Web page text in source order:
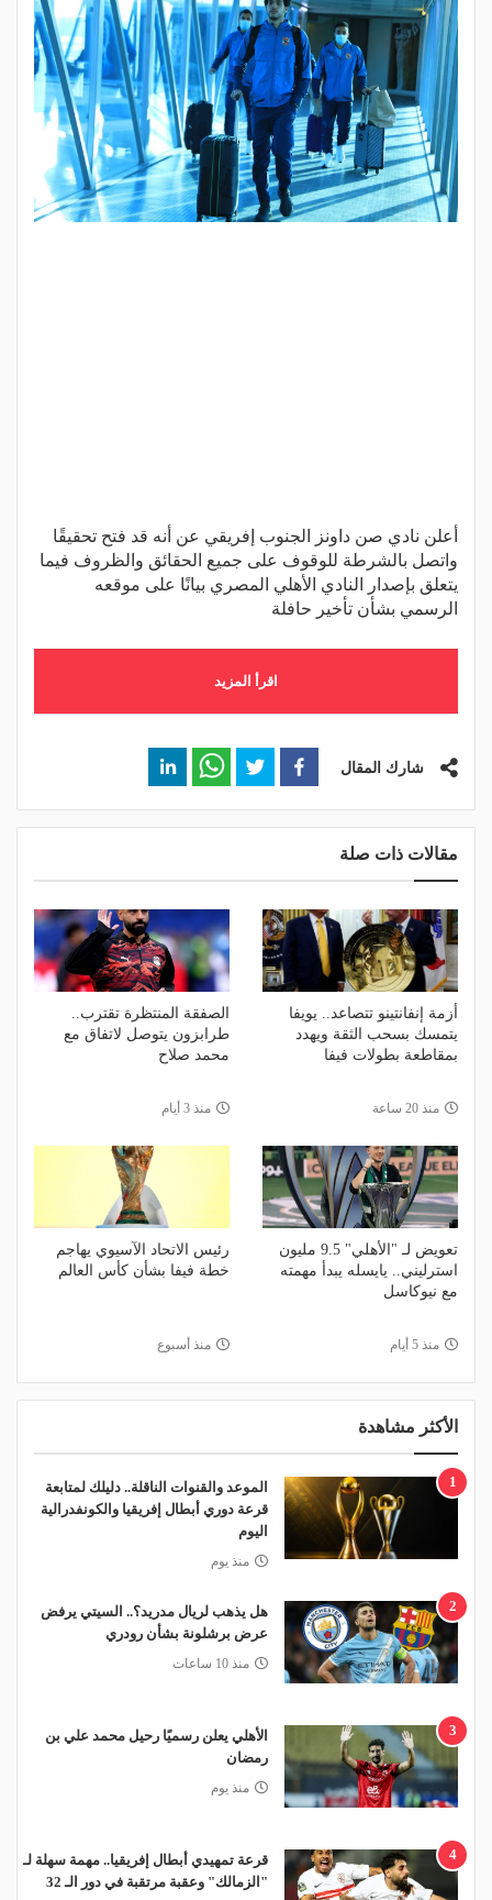
أعلن نادي صن داونز الجنوب إفريقي عن أنه قد فتح تحقيقًا
واتصل بالشرطة للوقوف على جميع الحقائق والظروف فيما
يتعلق بإصدار النادي الأهلي المصري بيانًا على موقعه
الرسمي بشأن تأخير حافلة
اقرأ المزيد
شارك المقال
مقالات ذات صلة
أزمة إنفانتينو تتصاعد.. يويفا
يتمسك بسحب الثقة ويهدد
بمقاطعة بطولات فيفا
منذ 20 ساعة
الصفقة المنتظرة تقترب..
طرابزون يتوصل لاتفاق مع
محمد صلاح
منذ 3 أيام
تعويض لـ "الأهلي" 9.5 مليون
استرليني.. يايسله يبدأ مهمته
مع نيوكاسل
منذ 5 أيام
رئيس الاتحاد الآسيوي يهاجم
خطة فيفا بشأن كأس العالم
منذ أسبوع
الأكثر مشاهدة
1
الموعد والقنوات الناقلة.. دليلك لمتابعة
قرعة دوري أبطال إفريقيا والكونفدرالية
اليوم
منذ يوم
2
هل يذهب لريال مدريد؟.. السيتي يرفض
عرض برشلونة بشأن رودري
منذ 10 ساعات
3
الأهلي يعلن رسميًا رحيل محمد علي بن
رمضان
منذ يوم
4
قرعة تمهيدي أبطال إفريقيا.. مهمة سهلة لـ
"الزمالك" وعقبة مرتقبة في دور الـ 32